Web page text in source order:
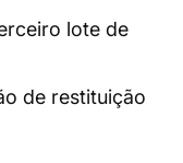
lote de
de restituição